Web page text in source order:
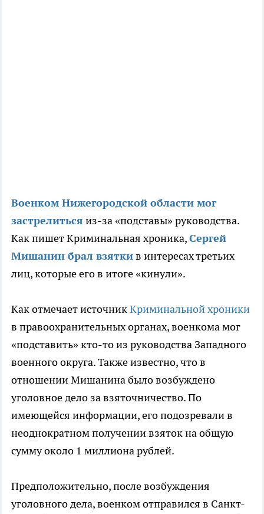
Военком Нижегородской области мог
застрелиться из-за «подставы» руководства.
Как пишет Криминальная хроника,Сергей
Мишанин брал взяткив интересах третьих
лиц, которые его в итоге «кинули».
Как отмечает источникКриминальной хроники
в правоохранительных органах, военкома мог
«подставить» кто-то из руководства Западного
военного округа. Также известно, что в
отношении Мишанина было возбуждено
уголовное дело за взяточничество. По
имеющейся информации, его подозревали в
неоднократном получении взяток на общую
сумму около 1 миллиона рублей.
Предположительно, после возбуждения
уголовного дела, военком отправился в Санкт-